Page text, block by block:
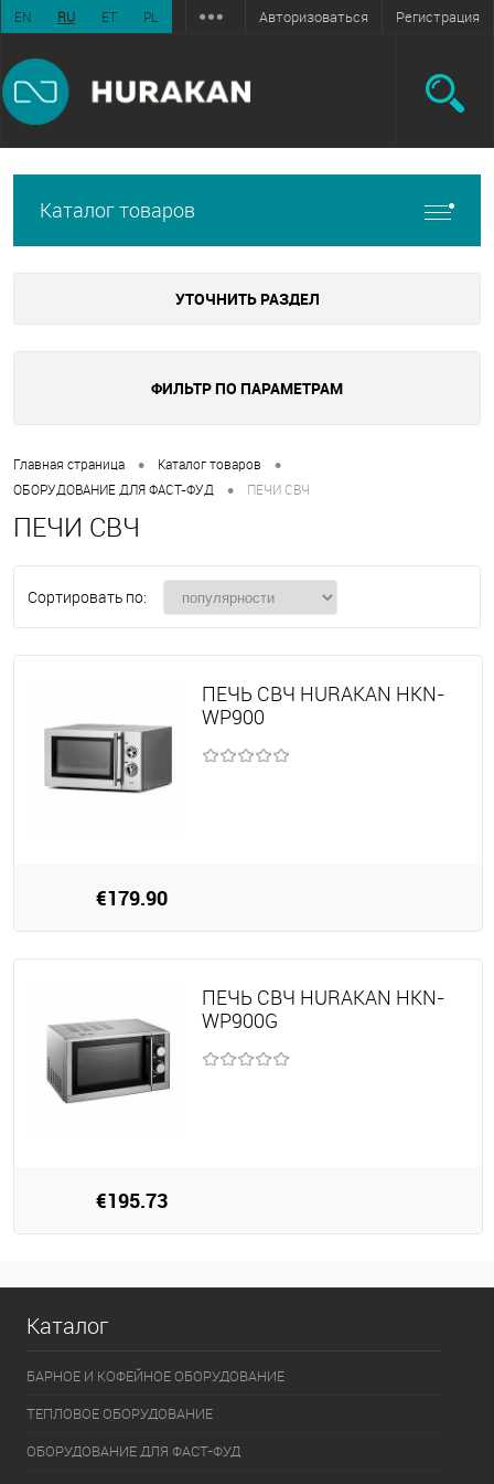
EN RU ET PL Авторизоваться Регистрация
Каталог товаров
УТОЧНИТЬ РАЗДЕЛ
ФИЛЬТР ПО ПАРАМЕТРАМ
Главная страница • Каталог товаров •
ОБОРУДОВАНИЕ ДЛЯ ФАСТ-ФУД • ПЕЧИ СВЧ
ПЕЧИ СВЧ
Сортировать по:
ПЕЧЬ СВЧ HURAKAN HKN-
WP900
€179.90
ПЕЧЬ СВЧ HURAKAN HKN-
WP900G
€195.73
Каталог
БАРНОЕ И КОФЕЙНОЕ ОБОРУДОВАНИЕ
ТЕПЛОВОЕ ОБОРУДОВАНИЕ
ОБОРУДОВАНИЕ ДЛЯ ФАСТ-ФУД